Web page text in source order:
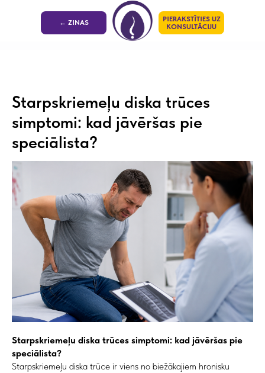
← ZINAS
PIERAKSTĪTIES UZ
KONSULTĀCIJU
Starpskriemeļu diska trūces
simptomi: kad jāvēršas pie
speciālista?
Starpskriemeļu diska trūces simptomi: kad jāvēršas pie
speciālista?
Starpskriemeļu diska trūce ir viens no biežākajiem hronisku